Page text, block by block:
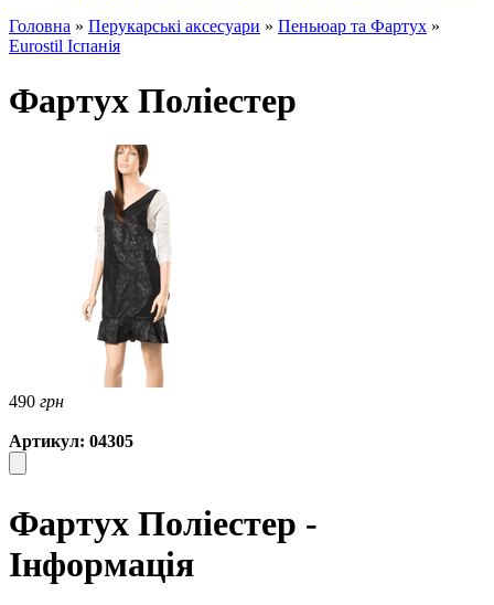
Головна » Перукарські аксесуари » Пеньюар та Фартух »
Eurostil Іспанія
Фартух Поліестер
490 грн
Артикул: 04305
Фартух Поліестер -
Інформація